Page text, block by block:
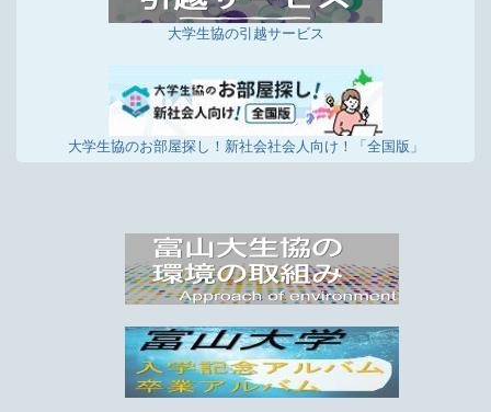
大学生協の引越サービス
大学生協のお部屋探し！新社会社会人向け！「全国版」